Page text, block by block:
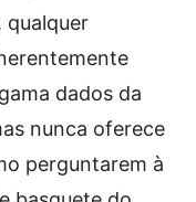
qualquer
dados da
nunca oferece
perguntarem à